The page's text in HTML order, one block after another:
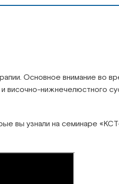
Основное внимание во
височно-нижнечелюстного
вы узнали на семинаре